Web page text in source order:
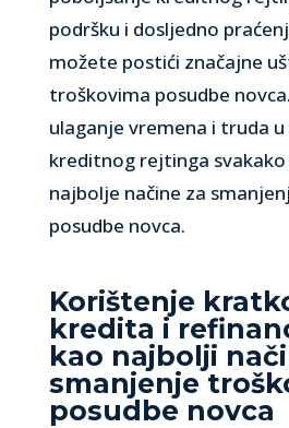
podršku i dosljedno
možete postići značajne
troškovima posudbe
ulaganje vremena i truda
kreditnog rejtinga
najbolje načine za
posudbe novca.
Korištenje
kredita i
kao najbolji
smanjenje
posudbe novca